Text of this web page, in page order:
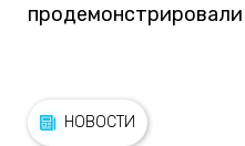
НОВОСТИ